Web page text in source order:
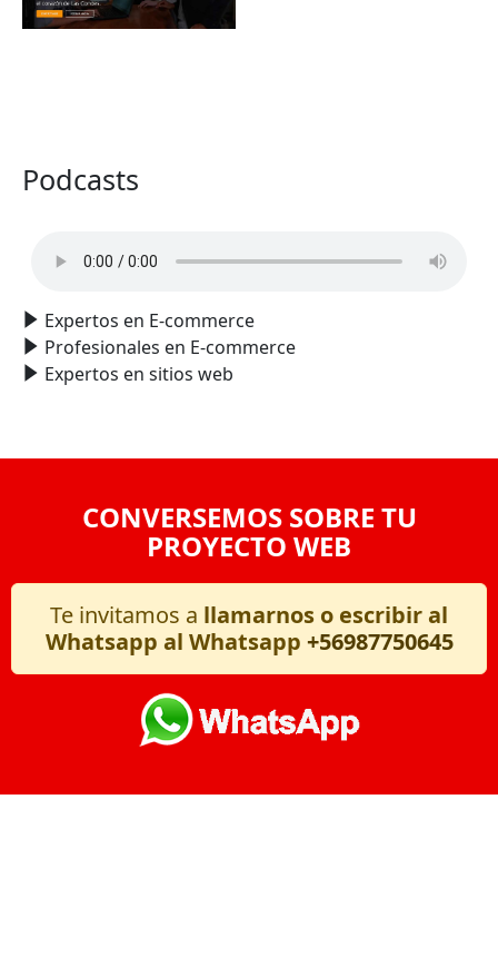
Podcasts
Expertos en E-commerce
Profesionales en E-commerce
Expertos en sitios web
CONVERSEMOS SOBRE TU
PROYECTO WEB
Te invitamos a llamarnos o escribir al
Whatsapp al Whatsapp +56987750645